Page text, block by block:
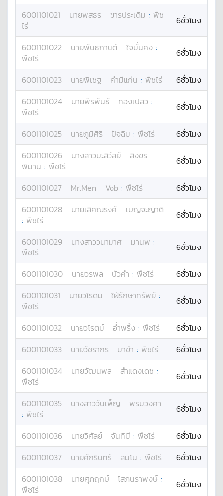
6001101021 นายพสธร ฆารประเดิม : พืช
ไร่
6ชั่วโมง
6001101022 นายพันธกานต์ ใจมั่นคง :
พืชไร่
6ชั่วโมง
6001101023 นายพิเชฐ คำมีแก่น : พืชไร่
6ชั่วโมง
6001101024
นายพีรพันธ์ ทองเปลว :
พืชไร่
6ชั่วโมง
6001101025 นายภูมิศิริ ปัจฉิม : พืชไร่
6ชั่วโมง
6001101026
นางสาวมะลิวัลย์
สิงขร
พิมาน : พืชไร่ 6ชั่วโมง
6001101027 Mr.Men Vob : พืชไร่
6ชั่วโมง
6001101028
นายเลิศณรงค์
เบญจะญาติ
: พืชไร่ 6ชั่วโมง
6001101029 นางสาววนามาศ มานพ :
พืชไร่
6ชั่วโมง
6001101030 นายวรพล บัวคำ : พืชไร่
6ชั่วโมง
6001101031
นายวโรดม ใฝ่รักษาทรัพย์ :
พืชไร่
6ชั่วโมง
6001101032 นายวโรตม์ อ่ำพริ้ง : พืชไร่
6ชั่วโมง
6001101033
นายวัชรากร มาขำ : พืชไร่
6ชั่วโมง
6001101034
นายวัฒนพล สำแดงเดช :
พืชไร่
6ชั่วโมง
6001101035 นางสาววันเพ็ญ
พรมวงศา
: พืชไร่ 6ชั่วโมง
6001101036 นายวิศัลย์ จันทิมี : พืชไร่
6ชั่วโมง
6001101037
นายศักรินทร์ สมโน : พืชไร่
6ชั่วโมง
6001101038
นายศุภฤกษ์ โสภนราพงษ์ :
พืชไร่
6ชั่วโมง